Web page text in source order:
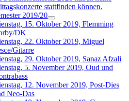
stattfinden können.
2019/20
15. Oktober 2019, Flemming
DK
22. Oktober 2019, Miguel
Gitarre
29. Oktober 2019, Sanaz Afzali
5. November 2019, Oud und
12. November 2019, Post-Dies
Neo-Das